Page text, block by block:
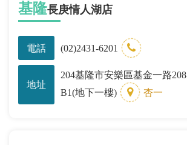
基隆長庚情人湖店
電話 (02)2431-6201
地址
204基隆市安樂區基金一路
B1(地下一樓)
杏一